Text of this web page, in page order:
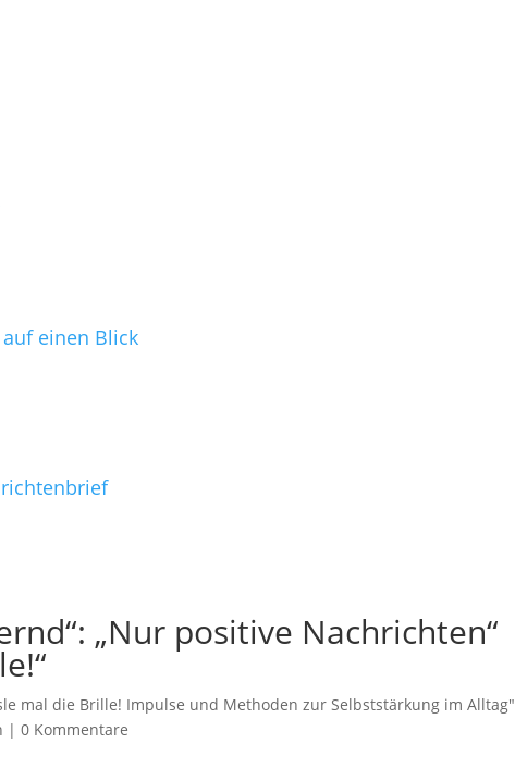
auf einen Blick
„Nur positive Nachrichten“
mal die Brille! Impulse und Methoden zur Selbststärkung im Alltag"
|0 Kommentare